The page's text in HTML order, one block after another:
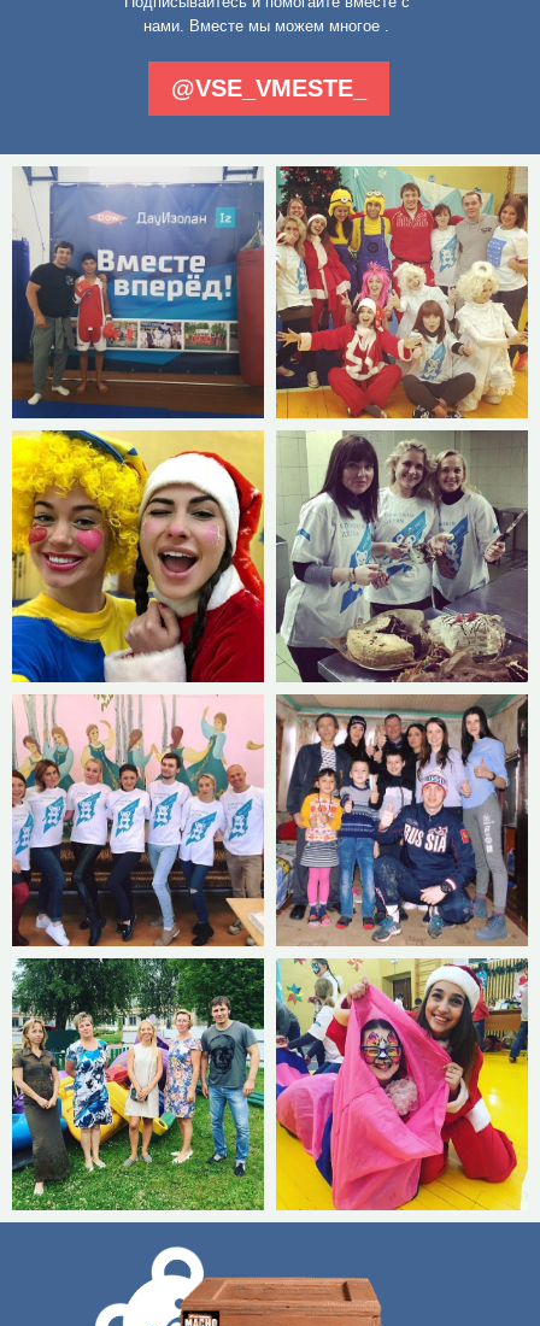
нами. Вместе мы можем многое .
@VSE_VMESTE_